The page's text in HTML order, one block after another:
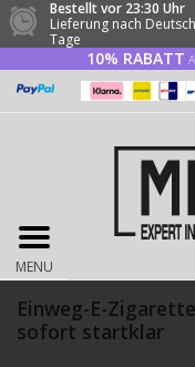
Bestellt vor 23:30 Uhr
Lieferung nach
Tage
10% RABATT
MENU
Einweg-E-
sofort startklar